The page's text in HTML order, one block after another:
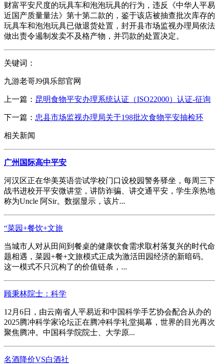
财富平安尺度的玩具车和泡泡玩具的行为，违反《中华人平易
近国产质量量法》第十第二款的，鉴于该店被抽查批次库存的
玩具车和泡泡玩具已做退货处置，封开县市场监视办理局依法
做出责令遏制发卖不及格产物，并罚款的处置决定。
关键词：
九游老哥J9俱乐部官网
上一篇： 昆明食物平安办理系统认证（ISO22000）认证-征询
下一篇： 忠县市场监视办理局关于198批次食物平安抽检环
相关新闻
广州国际高中平安
河汉区正在华美英语尝试学校门口设校园警务驿坐，每周三下
战书进校开平安微讲堂，讲防诈骗、讲交通平安，学生亲热地
称为Uncle 阿Sir。数据显示，该片...
“菜园+餐饮+文旅
当城市人对从田间到餐桌的健康饮食需求取村落复兴的时代命
题相遇，菜园+餐+文旅模式正成为激活田园经济的新暗码。
这一模式不只沉构了的价值链条，...
顾秉林院士：科学
12月6日，由云南省人平易近和中国科学手艺协会配合从办的
2025腾冲科学家论坛正在腾冲科学礼堂揭幕，世界的目光再次
聚焦腾冲。中国科学院院士、大学原...
名酒降价VS白酒社